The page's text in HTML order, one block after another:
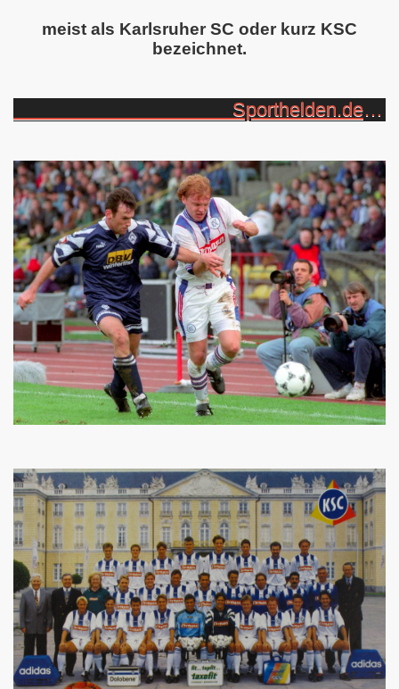
meist als Karlsruher SC oder kurz KSC
bezeichnet.
Sporthelden.de: 1993